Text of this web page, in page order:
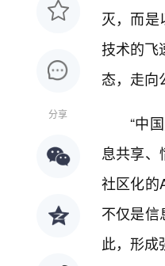
分享
灭，而是
技术的飞
态，走向
“中
息共享、
社区化的
不仅是信
此，形成